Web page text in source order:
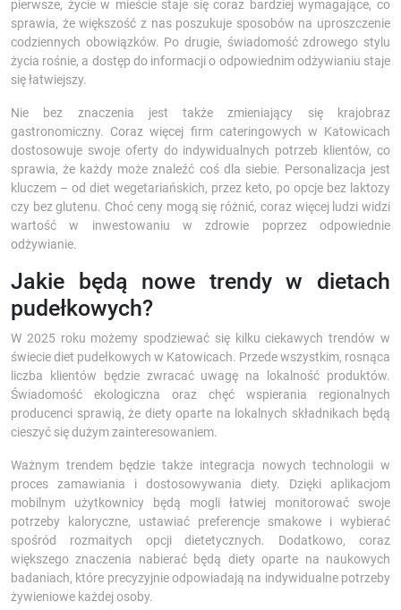
pierwsze, życie w mieście staje się coraz bardziej wymagające, co
sprawia, że większość z nas poszukuje sposobów na uproszczenie
codziennych obowiązków. Po drugie, świadomość zdrowego stylu
życia rośnie, a dostęp do informacji o odpowiednim odżywianiu staje
się łatwiejszy.
Nie bez znaczenia jest także zmieniający się krajobraz
gastronomiczny. Coraz więcej firm cateringowych w Katowicach
dostosowuje swoje oferty do indywidualnych potrzeb klientów, co
sprawia, że każdy może znaleźć coś dla siebie. Personalizacja jest
kluczem – od diet wegetariańskich, przez keto, po opcje bez laktozy
czy bez glutenu. Choć ceny mogą się różnić, coraz więcej ludzi widzi
wartość w inwestowaniu w zdrowie poprzez odpowiednie
odżywianie.
Jakie będą nowe trendy w dietach
pudełkowych?
W 2025 roku możemy spodziewać się kilku ciekawych trendów w
świecie diet pudełkowych w Katowicach. Przede wszystkim, rosnąca
liczba klientów będzie zwracać uwagę na lokalność produktów.
Świadomość ekologiczna oraz chęć wspierania regionalnych
producenci sprawią, że diety oparte na lokalnych składnikach będą
cieszyć się dużym zainteresowaniem.
Ważnym trendem będzie także integracja nowych technologii w
proces zamawiania i dostosowywania diety. Dzięki aplikacjom
mobilnym użytkownicy będą mogli łatwiej monitorować swoje
potrzeby kaloryczne, ustawiać preferencje smakowe i wybierać
spośród rozmaitych opcji dietetycznych. Dodatkowo, coraz
większego znaczenia nabierać będą diety oparte na naukowych
badaniach, które precyzyjnie odpowiadają na indywidualne potrzeby
żywieniowe każdej osoby.